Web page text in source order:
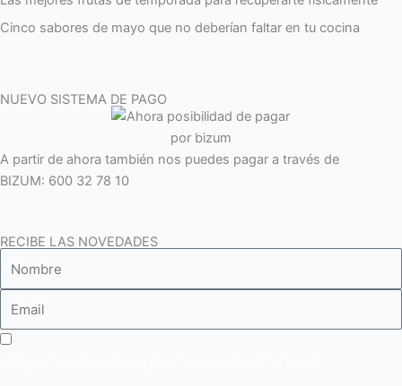
k
n
a
Cinco sabores de mayo que no deberían faltar en tu cocina
NUEVO SISTEMA DE PAGO
A partir de ahora también nos puedes pagar a través de
BIZUM: 600 32 78 10
RECIBE LAS NOVEDADES